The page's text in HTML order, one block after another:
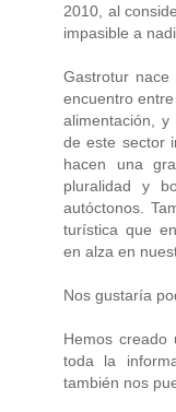
2010, al
impasible a
Gastrotur
encuentro
alimentación,
de este sector
hacen una
pluralidad y
autóctonos.
turística que
en alza en
Nos gustaría
Hemos
toda la
también nos